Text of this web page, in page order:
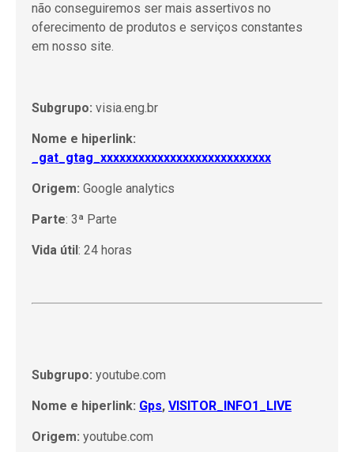
não conseguiremos ser mais assertivos no
oferecimento de produtos e serviços constantes
em nosso site.
Subgrupo: visia.eng.br
Nome e hiperlink:
_gat_gtag_xxxxxxxxxxxxxxxxxxxxxxxxxxx
Origem: Google analytics
Parte: 3ª Parte
Vida útil: 24 horas
Subgrupo: youtube.com
Nome e hiperlink: Gps, VISITOR_INFO1_LIVE
Origem: youtube.com